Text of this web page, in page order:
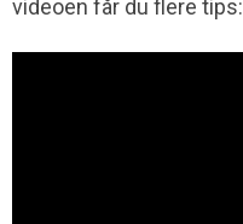
videoen får du flere tips: